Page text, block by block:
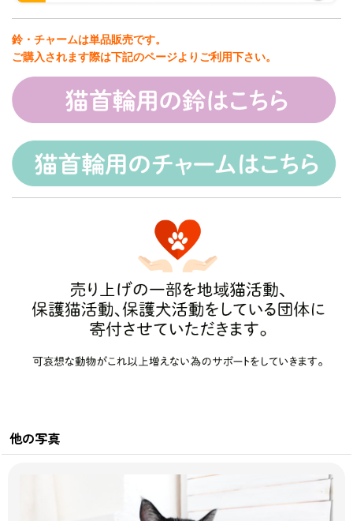
鈴・チャームは単品販売です。
ご購入されます際は下記のページよりご利用下さい。
他の写真